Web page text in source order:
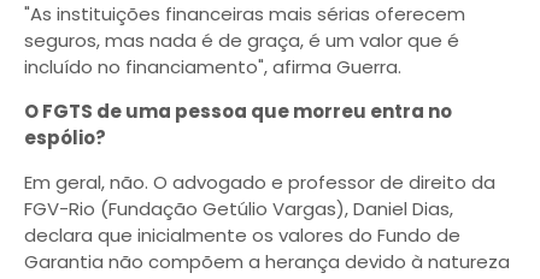
"As instituições financeiras mais sérias oferecem
seguros, mas nada é de graça, é um valor que é
incluído no financiamento", afirma Guerra.
O FGTS de uma pessoa que morreu entra no
espólio?
Em geral, não. O advogado e professor de direito da
FGV-Rio (Fundação Getúlio Vargas), Daniel Dias,
declara que inicialmente os valores do Fundo de
Garantia não compõem a herança devido à natureza